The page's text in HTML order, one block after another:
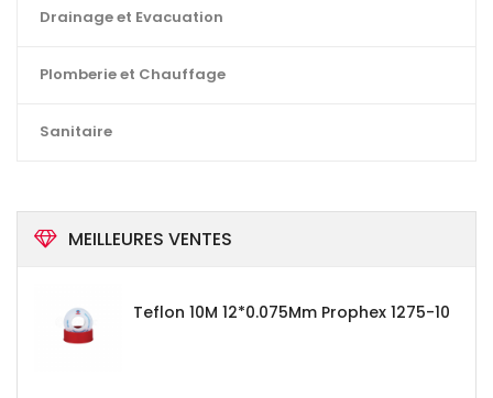
Drainage et Evacuation
Plomberie et Chauffage
Sanitaire
MEILLEURES VENTES
Teflon 10M 12*0.075Mm Prophex 1275-10